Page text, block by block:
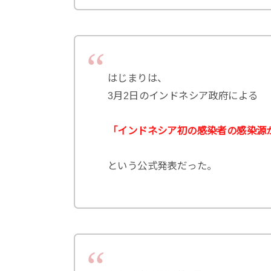
はじまりは、
3月2日のインドネシア政府による
「インドネシア初の感染者の感染源
という公式発表だった。